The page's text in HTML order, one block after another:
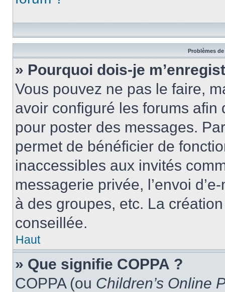
Problèmes
» Pourquoi dois-je
Vous pouvez ne pas le faire,
avoir configuré les forums afin
pour poster des messages.
permet de bénéficier de
inaccessibles aux invités
messagerie privée, l’envoi
à des groupes, etc. La
conseillée.
Haut
» Que signifie COPPA ?
COPPA (ou Children’s Online